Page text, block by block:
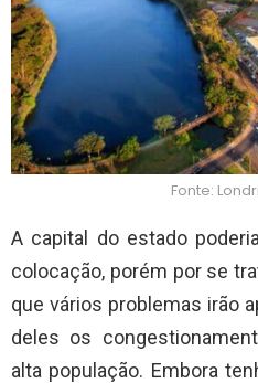
Fonte:
A capital do estado
colocação, porém por se
que vários problemas irão
deles os
alta população. Embora